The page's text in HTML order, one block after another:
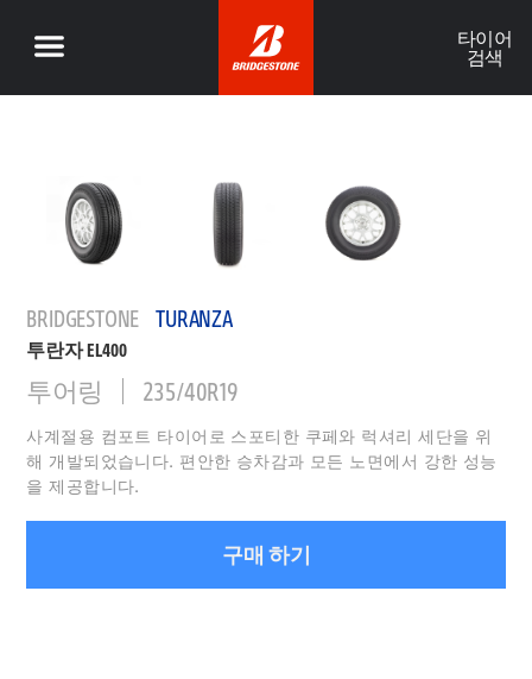
타이어
검색
BRIDGESTONE TURANZA
투란자 EL400
투어링 235/40R19
사계절용 컴포트 타이어로 스포티한 쿠페와 럭셔리 세단을 위
해 개발되었습니다. 편안한 승차감과 모든 노면에서 강한 성능
을 제공합니다.
구매 하기